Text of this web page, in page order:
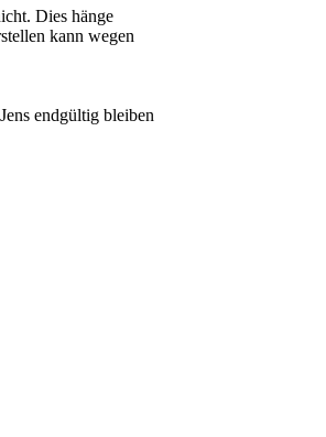
Dies hänge
kann wegen
endgültig bleiben